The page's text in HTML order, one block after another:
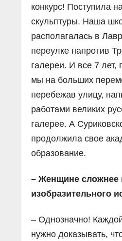
конкурс! Поступила
скульптуры. Наша
располагалась в
переулке напротив
галереи. И все 7 лет,
мы на больших
перебежав улицу,
работами великих
галерее. А
продолжила свое
образование.
– Женщине сложнее
изобразительного
– Однозначно!
нужно доказывать,